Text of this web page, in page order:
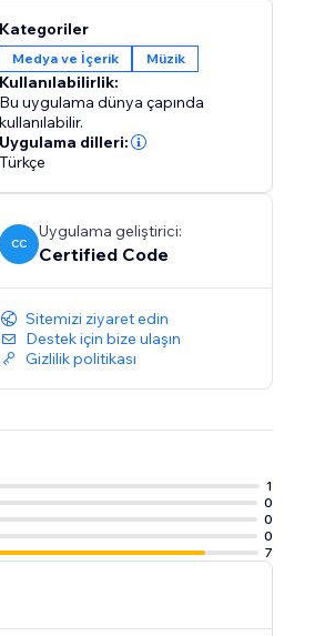
Kategoriler
Medya ve İçerik Müzik
Kullanılabilirlik:
Bu uygulama dünya çapında
kullanılabilir.
Uygulama dilleri:
Türkçe
CC
Uygulama geliştirici:
Certified Code
Sitemizi ziyaret edin
Destek için bize ulaşın
Gizlilik politikası
1
0
0
0
7